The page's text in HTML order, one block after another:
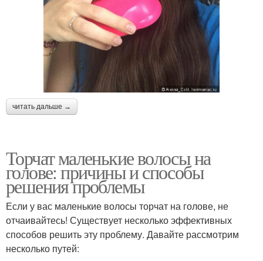
читать дальше →
Торчат маленькие волосы на
голове: причины и способы
решения проблемы
Если у вас маленькие волосы торчат на голове, не
отчаивайтесь! Существует несколько эффективных
способов решить эту проблему. Давайте рассмотрим
несколько путей: